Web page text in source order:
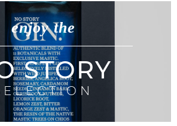
enjoy the
STORY